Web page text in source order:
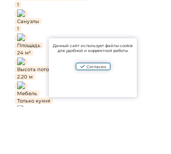
1
Санузлы
1
Площадь
24 м²
Высота потолков
2.20 м
Мебель
Только кухня
Данный сайт использует файлы cookie
для удобной и корректной работы
Согласен